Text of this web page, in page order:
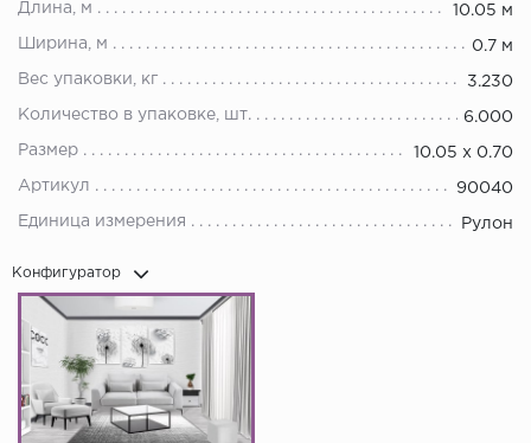
Длина, м 10.05 м
Ширина, м 0.7 м
Вес упаковки, кг 3.230
Количество в упаковке, шт. 6.000
Размер 10.05 х 0.70
Артикул 90040
Единица измерения Рулон
Конфигуратор